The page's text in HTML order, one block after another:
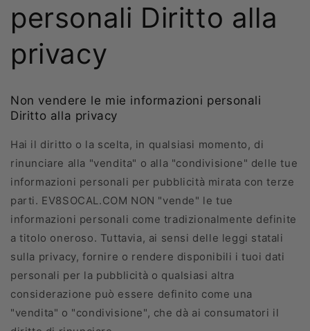
personali Diritto alla
privacy
Non vendere le mie informazioni personali
Diritto alla privacy
Hai il diritto o la scelta, in qualsiasi momento, di
rinunciare alla "vendita" o alla "condivisione" delle tue
informazioni personali per pubblicità mirata con terze
parti. EV8SOCAL.COM NON "vende" le tue
informazioni personali come tradizionalmente definite
a titolo oneroso. Tuttavia, ai sensi delle leggi statali
sulla privacy, fornire o rendere disponibili i tuoi dati
personali per la pubblicità o qualsiasi altra
considerazione può essere definito come una
"vendita" o "condivisione", che dà ai consumatori il